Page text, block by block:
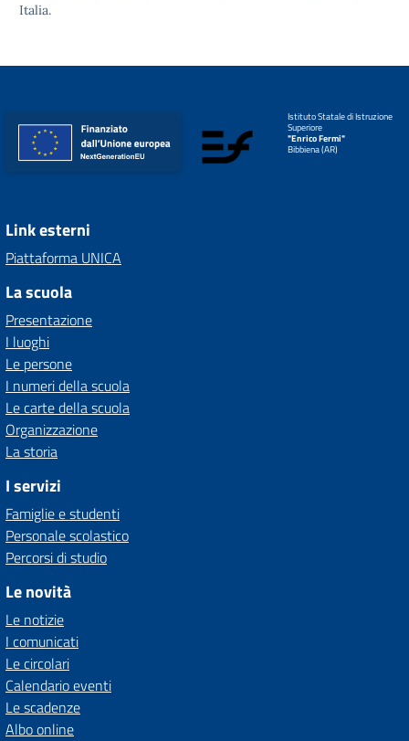
Italia.
Istituto Statale di Istruzione
Superiore
"Enrico Fermi"
Bibbiena (AR)
Link esterni
Piattaforma UNICA
La scuola
Presentazione
I luoghi
Le persone
I numeri della scuola
Le carte della scuola
Organizzazione
La storia
I servizi
Famiglie e studenti
Personale scolastico
Percorsi di studio
Le novità
Le notizie
I comunicati
Le circolari
Calendario eventi
Le scadenze
Albo online